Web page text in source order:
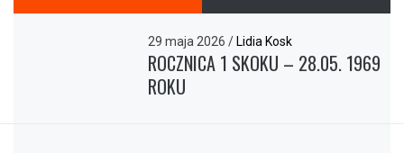
29 maja 2026/ Lidia Kosk
ROCZNICA 1 SKOKU – 28.05. 1969
ROKU